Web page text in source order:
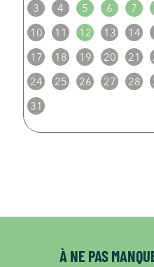
3
4 5 6 7
10
11 12 13 14
17
18 19 20 21
24
25 26 27 28
31
À NE PAS